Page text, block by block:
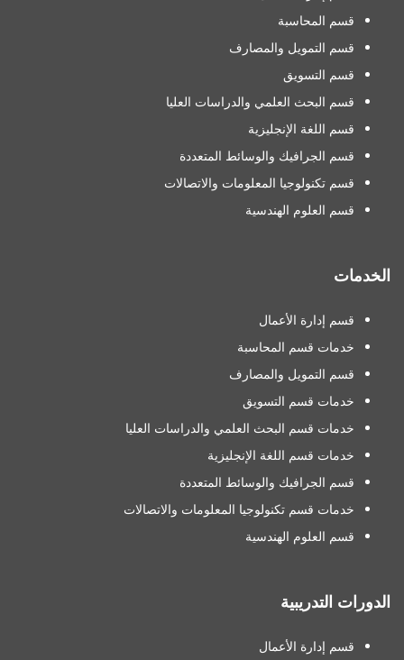
قسم المحاسبة
قسم التمويل والمصارف
قسم التسويق
قسم البحث العلمي والدراسات العليا
قسم اللغة الإنجليزية
قسم الجرافيك والوسائط المتعددة
قسم تكنولوجيا المعلومات والاتصالات
قسم العلوم الهندسية
الخدمات
قسم إدارة الأعمال
خدمات قسم المحاسبة
قسم التمويل والمصارف
خدمات قسم التسويق
خدمات قسم البحث العلمي والدراسات العليا
خدمات قسم اللغة الإنجليزية
قسم الجرافيك والوسائط المتعددة
خدمات قسم تكنولوجيا المعلومات والاتصالات
قسم العلوم الهندسية
الدورات التدريبية
قسم إدارة الأعمال